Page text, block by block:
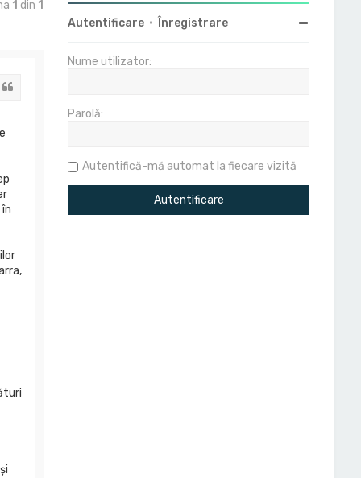
1 din 1
Autentificare • Înregistrare
Nume utilizator:
Parolă:
Autentifică-mă automat la fiecare vizită